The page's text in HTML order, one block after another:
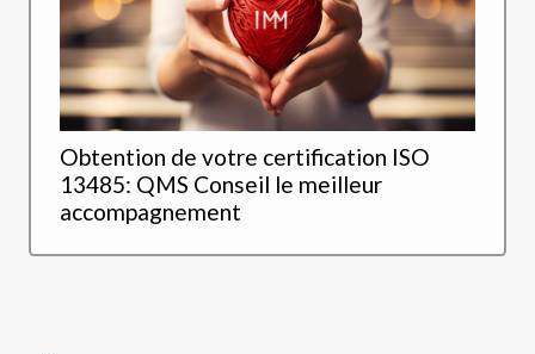
Obtention de votre certification ISO
13485: QMS Conseil le meilleur
accompagnement